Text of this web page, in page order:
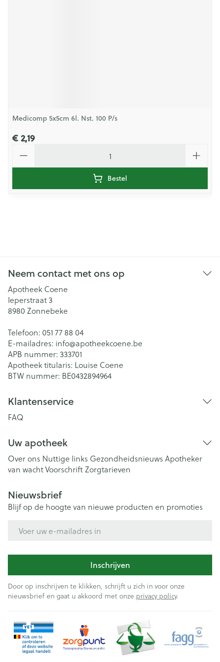
Medicomp 5x5cm 6l. Nst. 100 P/s
€ 2,19
Bestel
Neem contact met ons op
Apotheek Coene
Ieperstraat 3
8980 Zonnebeke
Telefoon: 051 77 88 04
E-mailadres: info@apotheekcoene.be
APB nummer: 333701
Apotheek titularis: Louise Coene
BTW nummer: BE0432894964
Klantenservice
FAQ
Uw apotheek
Over ons Nuttige links Gezondheidsnieuws Apotheker
van wachtVoorschriftZorgtarieven
Nieuwsbrief
Blijf op de hoogte van nieuwe producten en promoties
Inschrijven
Door op inschrijven te klikken, schrijft u zich in voor onze
nieuwsbrief en gaat u akkoord met onze privacy policy.